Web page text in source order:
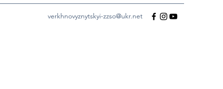
verkhnovyznytskyi-zzso@ukr.net